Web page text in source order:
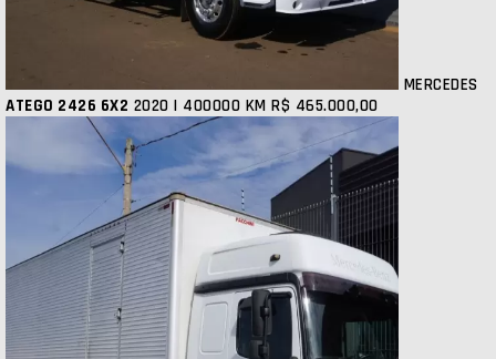
MERCEDES
ATEGO 2426 6X2 2020 | 400000 KM R$ 465.000,00